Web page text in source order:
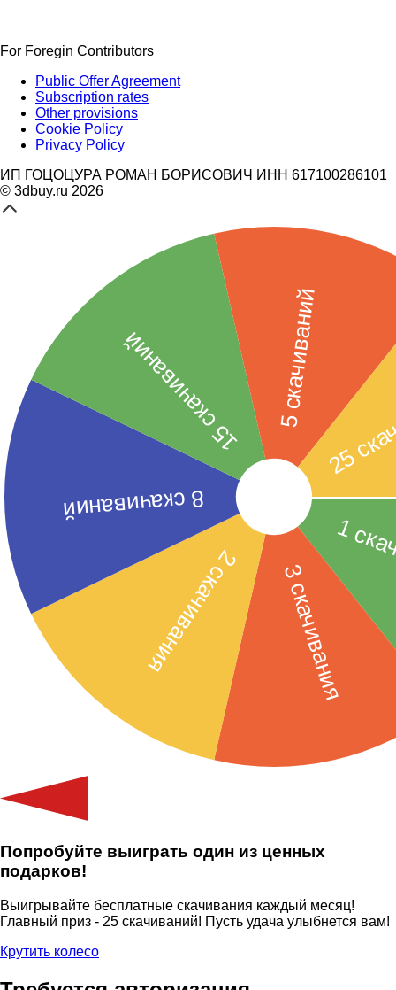
For Foregin Contributors
Public Offer Agreement
Subscription rates
Other provisions
Cookie Policy
Privacy Policy
ИП ГОЦОЦУРА РОМАН БОРИСОВИЧ ИНН 617100286101
© 3dbuy.ru 2026
Попробуйте выиграть один из ценных
подарков!
Выигрывайте бесплатные скачивания каждый месяц!
Главный приз - 25 скачиваний! Пусть удача улыбнется вам!
Крутить колесо